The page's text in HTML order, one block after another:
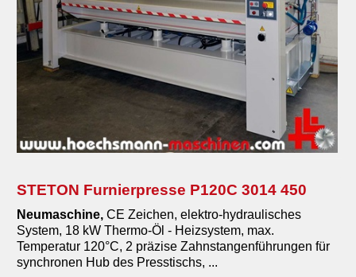
STETON Furnierpresse P120C 3014 450
Neumaschine, CE Zeichen, elektro-hydraulisches
System, 18 kW Thermo-Öl - Heizsystem, max.
Temperatur 120°C, 2 präzise Zahnstangenführungen für
synchronen Hub des Presstischs, ...